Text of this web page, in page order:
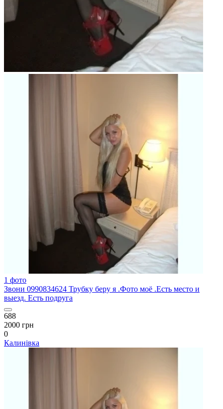
1 фото
Звони 0990834624 Трубку беру я .Фото моё .Есть место и
выезд. Есть подруга
688
2000 грн
0
Калинівка